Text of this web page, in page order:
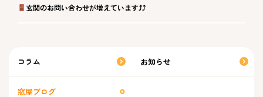
玄関のお問い合わせが増えています⤴⤴
コラム お知らせ
窓屋ブログ